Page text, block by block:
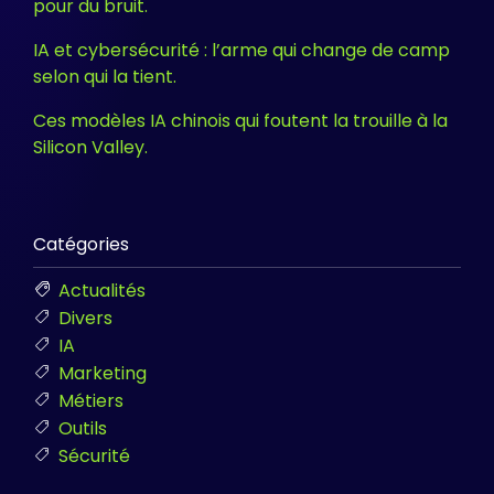
pour du bruit.
IA et cybersécurité : l’arme qui change de camp
selon qui la tient.
Ces modèles IA chinois qui foutent la trouille à la
Silicon Valley.
Catégories
Actualités
Divers
IA
Marketing
Métiers
Outils
Sécurité